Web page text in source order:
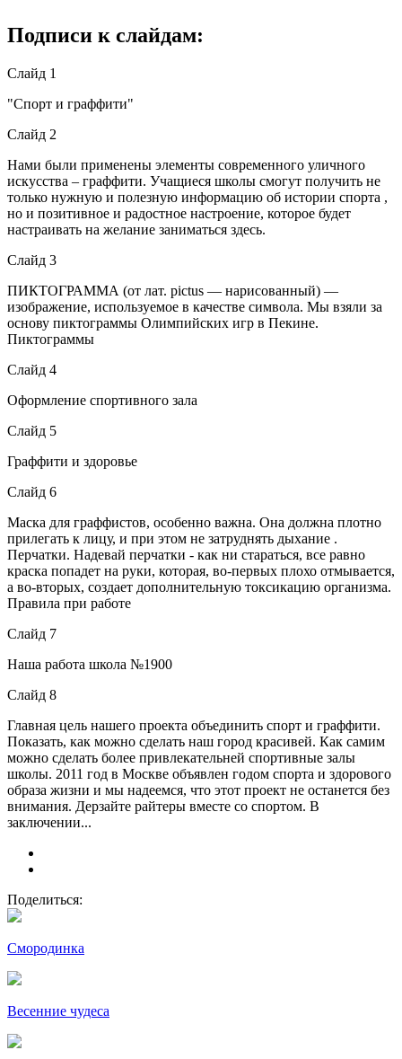
Подписи к слайдам:
Слайд 1
"Спорт и граффити"
Слайд 2
Нами были применены элементы современного уличного
искусства – граффити. Учащиеся школы смогут получить не
только нужную и полезную информацию об истории спорта ,
но и позитивное и радостное настроение, которое будет
настраивать на желание заниматься здесь.
Слайд 3
ПИКТОГРАММА (от лат. pictus — нарисованный) —
изображение, используемое в качестве символа. Мы взяли за
основу пиктограммы Олимпийских игр в Пекине.
Пиктограммы
Слайд 4
Оформление спортивного зала
Слайд 5
Граффити и здоровье
Слайд 6
Маска для граффистов, особенно важна. Она должна плотно
прилегать к лицу, и при этом не затруднять дыхание .
Перчатки. Надевай перчатки - как ни стараться, все равно
краска попадет на руки, которая, во-первых плохо отмывается,
а во-вторых, создает дополнительную токсикацию организма.
Правила при работе
Слайд 7
Наша работа школа №1900
Слайд 8
Главная цель нашего проекта объединить спорт и граффити.
Показать, как можно сделать наш город красивей. Как самим
можно сделать более привлекательней спортивные залы
школы. 2011 год в Москве объявлен годом спорта и здорового
образа жизни и мы надеемся, что этот проект не останется без
внимания. Дерзайте райтеры вместе со спортом. В
заключении...
Поделиться:
Смородинка
Весенние чудеса